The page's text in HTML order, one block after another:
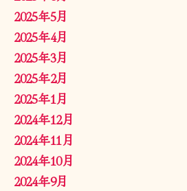
2025年5月
2025年4月
2025年3月
2025年2月
2025年1月
2024年12月
2024年11月
2024年10月
2024年9月